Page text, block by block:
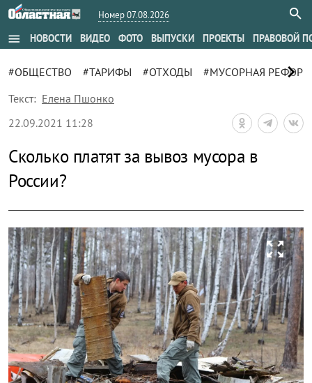
Номер 07.08.2026
menu НОВОСТИ ВИДЕО ФОТО ВЫПУСКИ ПРОЕКТЫ ПРАВОВОЙ
#ОБЩЕСТВО #ТАРИФЫ #ОТХОДЫ #МУСОРНАЯ chevron_right
Текст: Елена Пшонко
22.09.2021 11:28
Сколько платят за вывоз мусора в
России?
zoom_out_map